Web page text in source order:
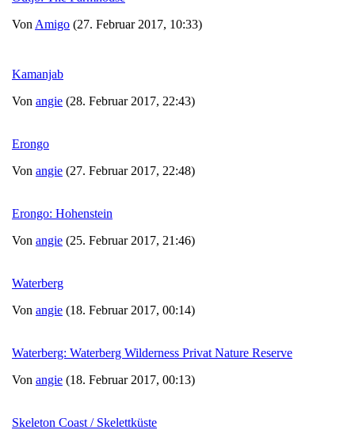
Von Amigo (27. Februar 2017, 10:33)
Kamanjab
Von angie (28. Februar 2017, 22:43)
Erongo
Von angie (27. Februar 2017, 22:48)
Erongo: Hohenstein
Von angie (25. Februar 2017, 21:46)
Waterberg
Von angie (18. Februar 2017, 00:14)
Waterberg: Waterberg Wilderness Privat Nature Reserve
Von angie (18. Februar 2017, 00:13)
Skeleton Coast / Skelettküste